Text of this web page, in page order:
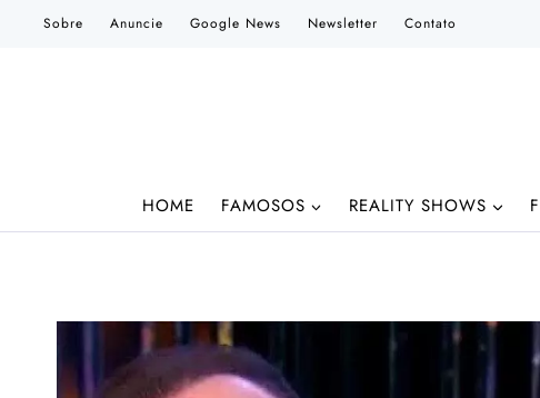
Sobre Anuncie Google News Newsletter Contato
HOME FAMOSOS REALITY SHOWS